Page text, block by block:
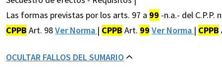
Las formas previstas por los arts. 97 a 99 -n.a.- del C.P.P.
CPPB Art. 98Ver Norma | CPPB Art. 99 Ver Norma | CPPB
OCULTAR FALLOS DEL SUMARIO